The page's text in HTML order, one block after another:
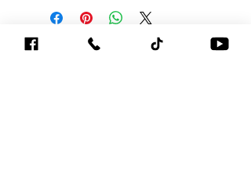
Ambiente 100%